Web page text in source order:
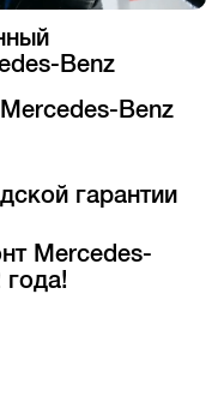
Benz
Benz
гарантии
Mercedes-
года!